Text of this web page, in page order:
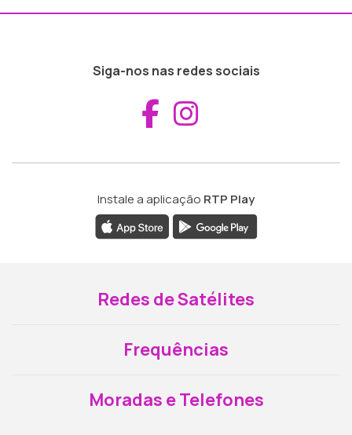
Siga-nos nas redes sociais
Aceder ao
Instale a aplicação RTP Play
Redes de Satélites
Frequências
Moradas e Telefones